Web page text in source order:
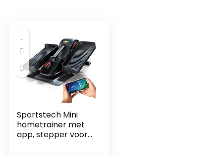
Sportstech Mini
hometrainer met
app, stepper voor